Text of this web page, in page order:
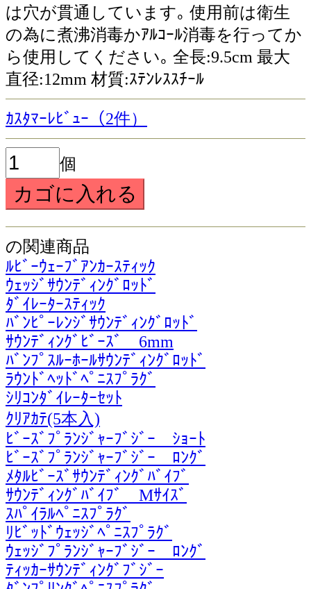
は穴が貫通しています｡ 使用前は衛生
の為に煮沸消毒かｱﾙｺｰﾙ消毒を行ってか
ら使用してください｡ 全長:9.5cm 最大
直径:12mm 材質:ｽﾃﾝﾚｽｽﾁｰﾙ
ｶｽﾀﾏｰﾚﾋﾞｭｰ（2件）
個
の関連商品
ﾙﾋﾞｰｳｪｰﾌﾞｱﾝｶｰｽﾃｨｯｸ
ｳｪｯｼﾞｻｳﾝﾃﾞｨﾝｸﾞﾛｯﾄﾞ
ﾀﾞｲﾚｰﾀｰｽﾃｨｯｸ
ﾊﾞﾝﾋﾟｰﾚﾝｼﾞｻｳﾝﾃﾞｨﾝｸﾞﾛｯﾄﾞ
ｻｳﾝﾃﾞｨﾝｸﾞﾋﾞｰｽﾞ 6mm
ﾊﾞﾝﾌﾟｽﾙｰﾎｰﾙｻｳﾝﾃﾞｨﾝｸﾞﾛｯﾄﾞ
ﾗｳﾝﾄﾞﾍｯﾄﾞﾍﾟﾆｽﾌﾟﾗｸﾞ
ｼﾘｺﾝﾀﾞｲﾚｰﾀｰｾｯﾄ
ｸﾘｱｶﾃ(5本入)
ﾋﾞｰｽﾞﾌﾟﾗﾝｼﾞｬｰﾌﾞｼﾞｰ ｼｮｰﾄ
ﾋﾞｰｽﾞﾌﾟﾗﾝｼﾞｬｰﾌﾞｼﾞｰ ﾛﾝｸﾞ
ﾒﾀﾙﾋﾞｰｽﾞｻｳﾝﾃﾞｨﾝｸﾞﾊﾞｲﾌﾞ
ｻｳﾝﾃﾞｨﾝｸﾞﾊﾞｲﾌﾞ Mｻｲｽﾞ
ｽﾊﾟｲﾗﾙﾍﾟﾆｽﾌﾟﾗｸﾞ
ﾘﾋﾞｯﾄﾞｳｪｯｼﾞﾍﾟﾆｽﾌﾟﾗｸﾞ
ｳｪｯｼﾞﾌﾟﾗﾝｼﾞｬｰﾌﾞｼﾞｰ ﾛﾝｸﾞ
ﾃｨｯｶｰｻｳﾝﾃﾞｨﾝｸﾞﾌﾞｼﾞｰ